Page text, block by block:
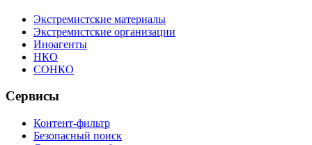
Экстремистские материалы
Экстремистские организации
Иноагенты
НКО
СОНКО
Сервисы
Контент-фильтр
Безопасный поиск